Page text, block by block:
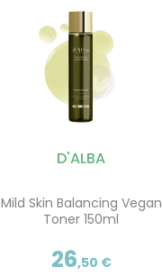
D'ALBA
Mild Skin Balancing Vegan
Toner 150ml
26,50 €